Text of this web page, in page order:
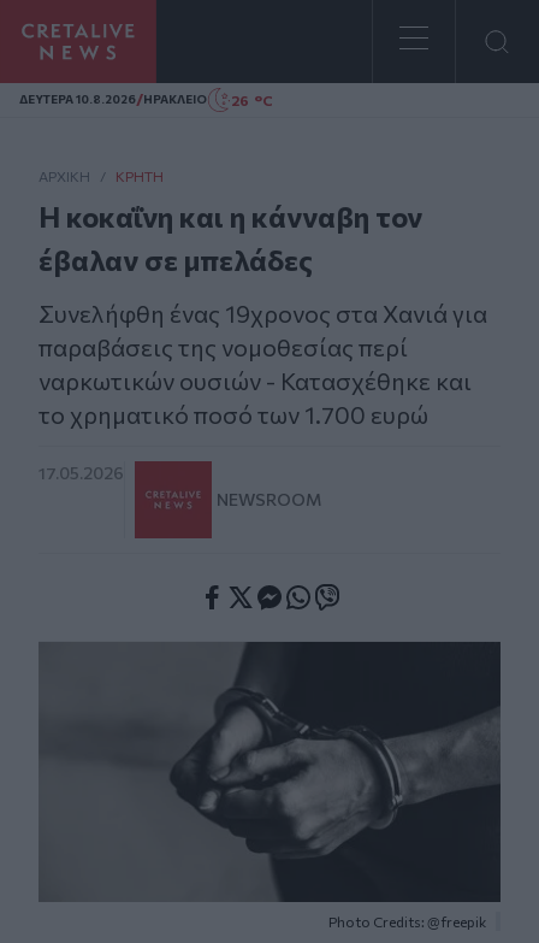
Homepage
ΔΕΥΤΕΡΑ 10.8.2026/ΗΡΑΚΛΕΙΟ 26 °C
ΑΡΧΙΚΗ / ΚΡΉΤΗ
Η κοκαΐνη και η κάνναβη τον
έβαλαν σε μπελάδες
Συνελήφθη ένας 19χρονος στα Χανιά για
παραβάσεις της νομοθεσίας περί
ναρκωτικών ουσιών - Κατασχέθηκε και
το χρηματικό ποσό των 1.700 ευρώ
17.05.2026
NEWSROOM
Photo Credits: @freepik